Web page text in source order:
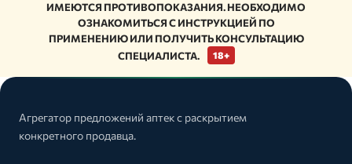
ИМЕЮТСЯ ПРОТИВОПОКАЗАНИЯ. НЕОБХОДИМО
ОЗНАКОМИТЬСЯ С ИНСТРУКЦИЕЙ ПО
ПРИМЕНЕНИЮ ИЛИ ПОЛУЧИТЬ КОНСУЛЬТАЦИЮ
СПЕЦИАЛИСТА.
18+
Агрегатор предложений аптек с раскрытием
конкретного продавца.